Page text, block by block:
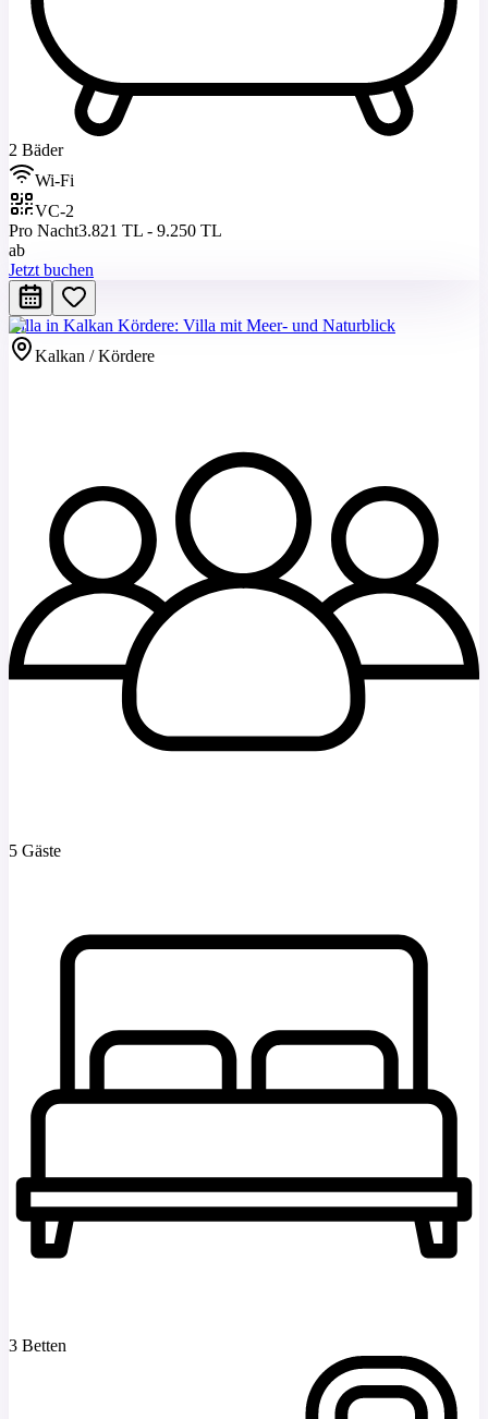
2 Bäder
Wi-Fi
VC-2
Pro Nacht3.821 TL - 9.250 TL
ab
Jetzt buchen
Villa in Kalkan Kördere: Villa mit Meer- und Naturblick
Kalkan / Kördere
5 Gäste
3 Betten